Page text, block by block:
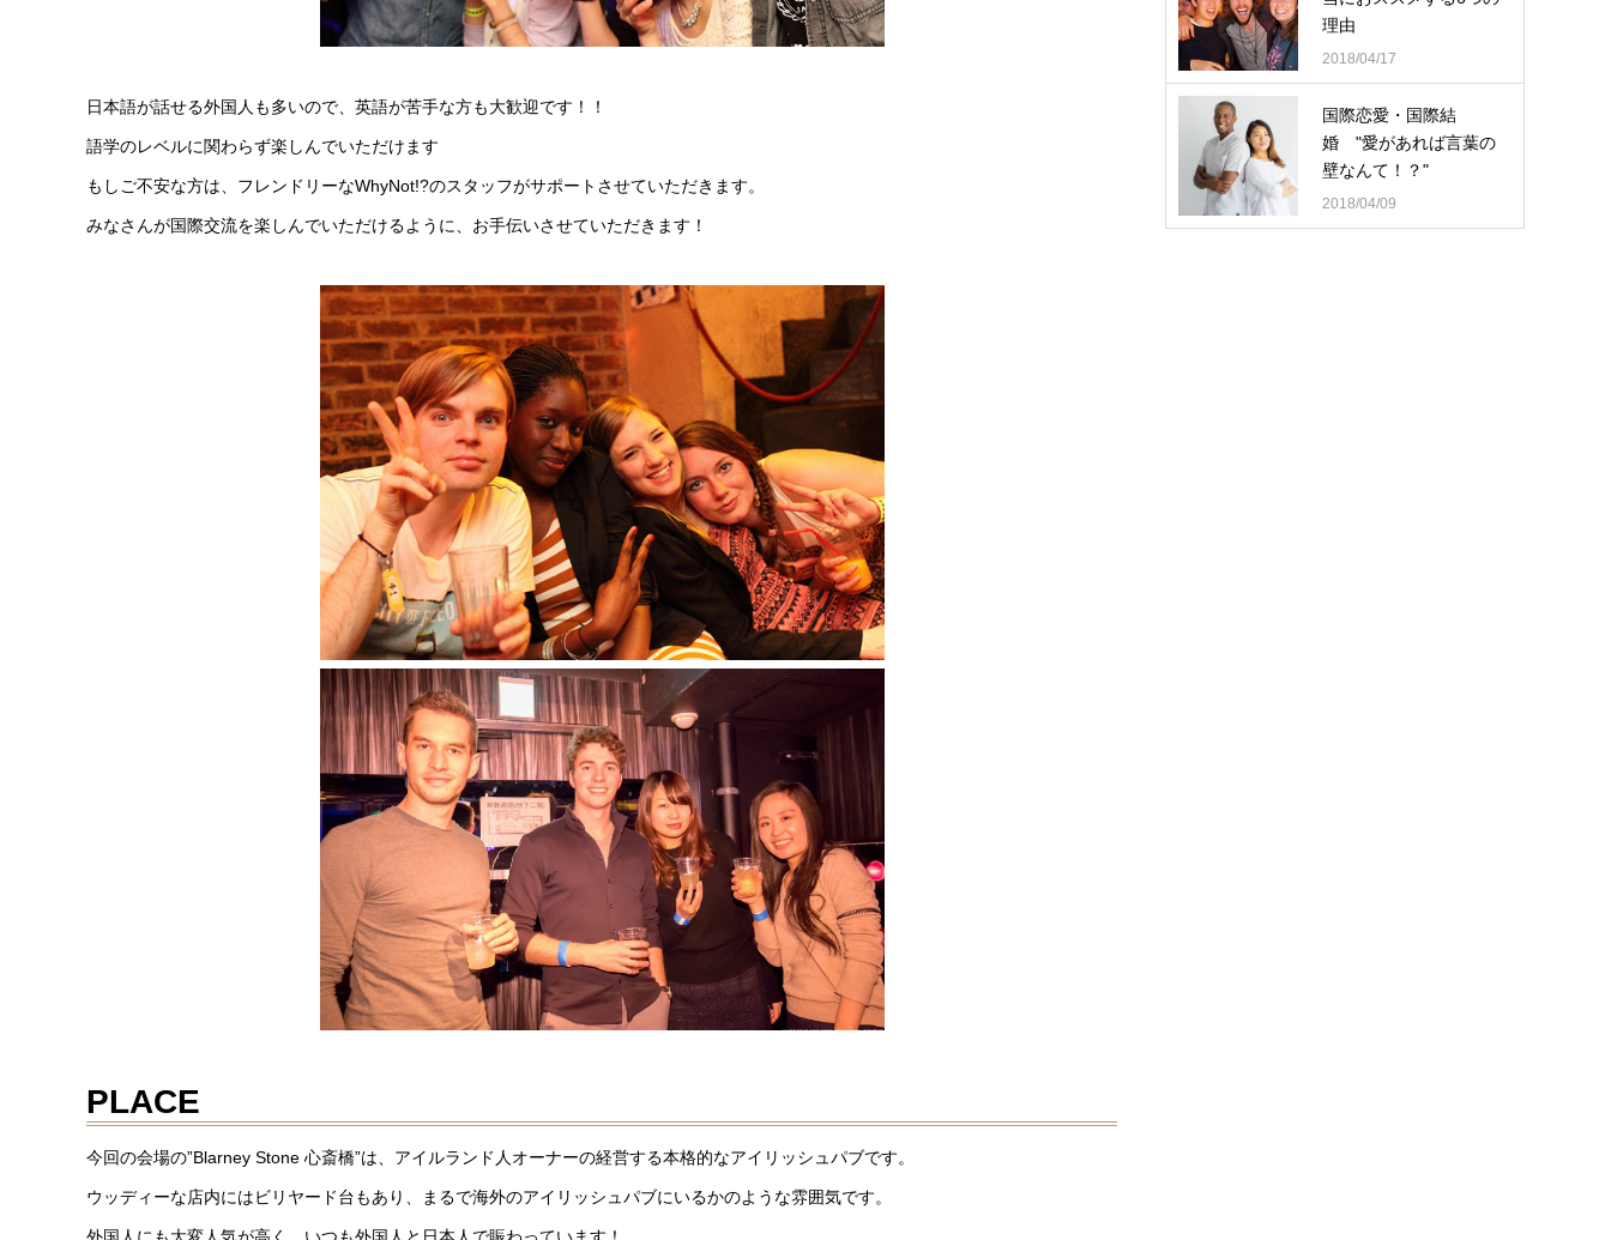
日本語が話せる外国人も多いので、英語が苦手な方も大歓迎です！！
語学のレベルに関わらず楽しんでいただけます
もしご不安な方は、フレンドリーなWhyNot!?のスタッフがサポートさせていただきます。
みなさんが国際交流を楽しんでいただけるように、お手伝いさせていただきます！
PLACE
今回の会場の”Blarney Stone 心斎橋”は、アイルランド人オーナーの経営する本格的なアイリッシュパブです。
ウッディーな店内にはビリヤード台もあり、まるで海外のアイリッシュパブにいるかのような雰囲気です。
理由
2018/04/17
国際恋愛・国際結
婚 "愛があれば言葉の
壁なんて！？"
2018/04/09